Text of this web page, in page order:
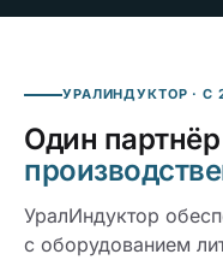
УРАЛИНДУКТОР · С
Один
УралИндуктор
с оборудованием